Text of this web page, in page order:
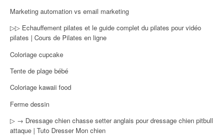
Marketing automation vs email marketing
▷▷ Echauffement pilates et le guide complet du pilates pour vidéo
pilates | Cours de Pilates en ligne
Coloriage cupcake
Tente de plage bébé
Coloriage kawaii food
Ferme dessin
▷ → Dressage chien chasse setter anglais pour dressage chien pitbull
attaque | Tuto Dresser Mon chien